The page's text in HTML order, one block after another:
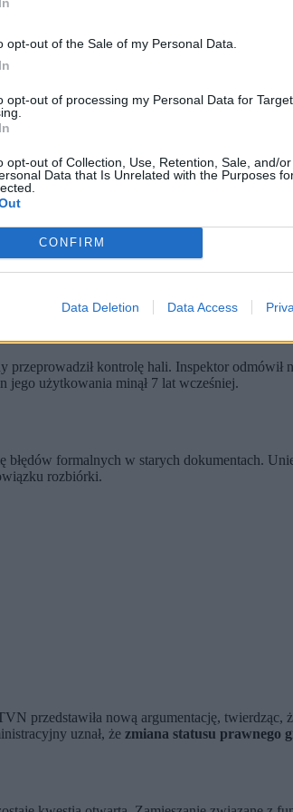
opt-out of the Sale of my Personal Data.
opt-out of processing my Personal Data for
opt-out of Collection, Use, Retention, Sale, and/
Data that Is Unrelated with the Purposes
CONFIRM
Data Deletion Data Access
na budowę z 1997 roku miała być to
przez trzy lata. Potem miała być
termin ważności pozwolenia. Właściciel
przeprowadził kontrolę hali. Inspektor
jego użytkowania minął 7 lat wcześniej.
błędów formalnych w starych dokumentach.
rozbiórki.
przedstawiła nową argumentację, twierdząc,
uznał, że zmiana statusu prawnego